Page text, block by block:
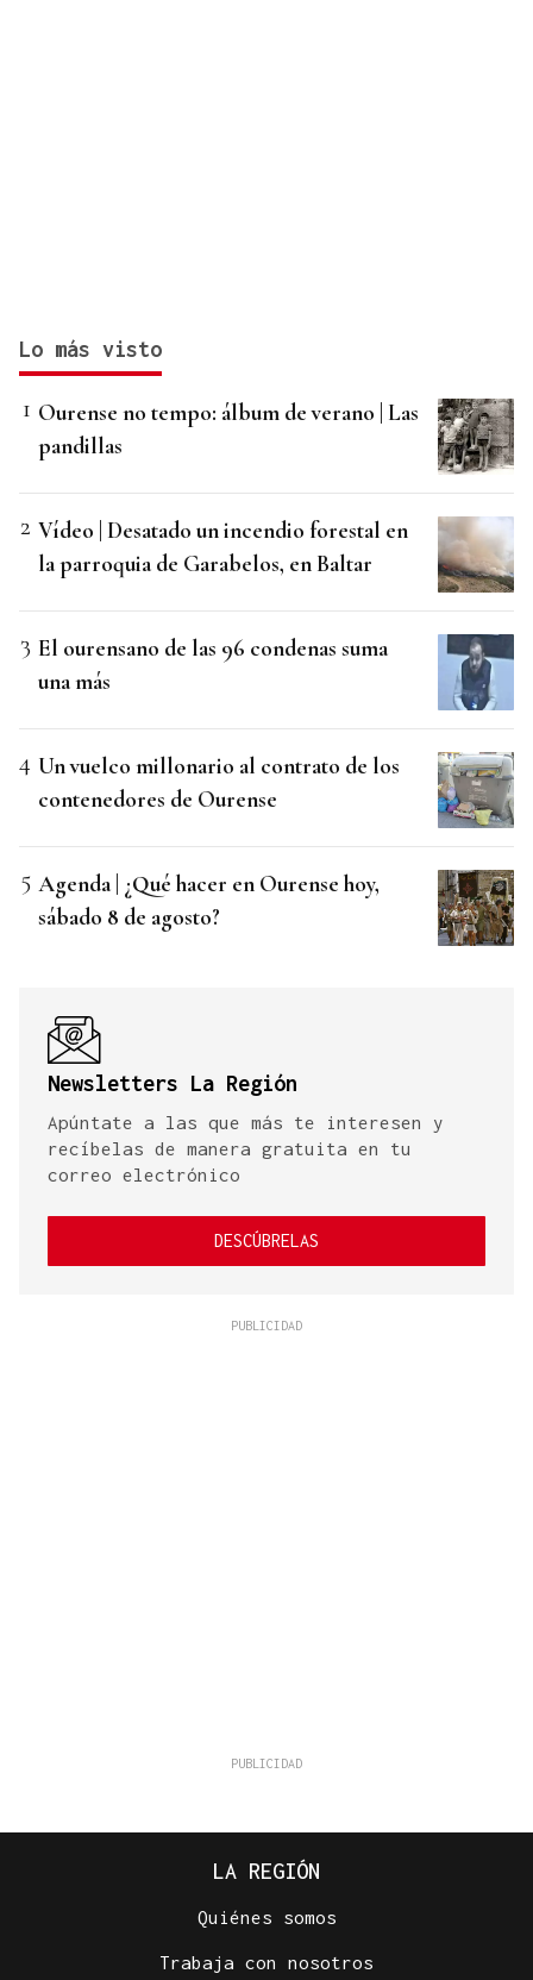
Lo más visto
Ourense no tempo: álbum de verano | Las
pandillas
Vídeo | Desatado un incendio forestal en
la parroquia de Garabelos, en Baltar
El ourensano de las 96 condenas suma
una más
Un vuelco millonario al contrato de los
contenedores de Ourense
Agenda | ¿Qué hacer en Ourense hoy,
sábado 8 de agosto?
Newsletters La Región
Apúntate a las que más te interesen y
recíbelas de manera gratuita en tu
correo electrónico
DESCÚBRELAS
LA REGIÓN
Quiénes somos
Trabaja con nosotros